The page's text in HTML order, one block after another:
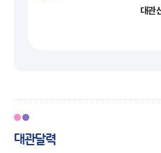
대관
대관달력